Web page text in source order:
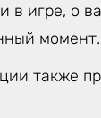
игре, о
момент.
также